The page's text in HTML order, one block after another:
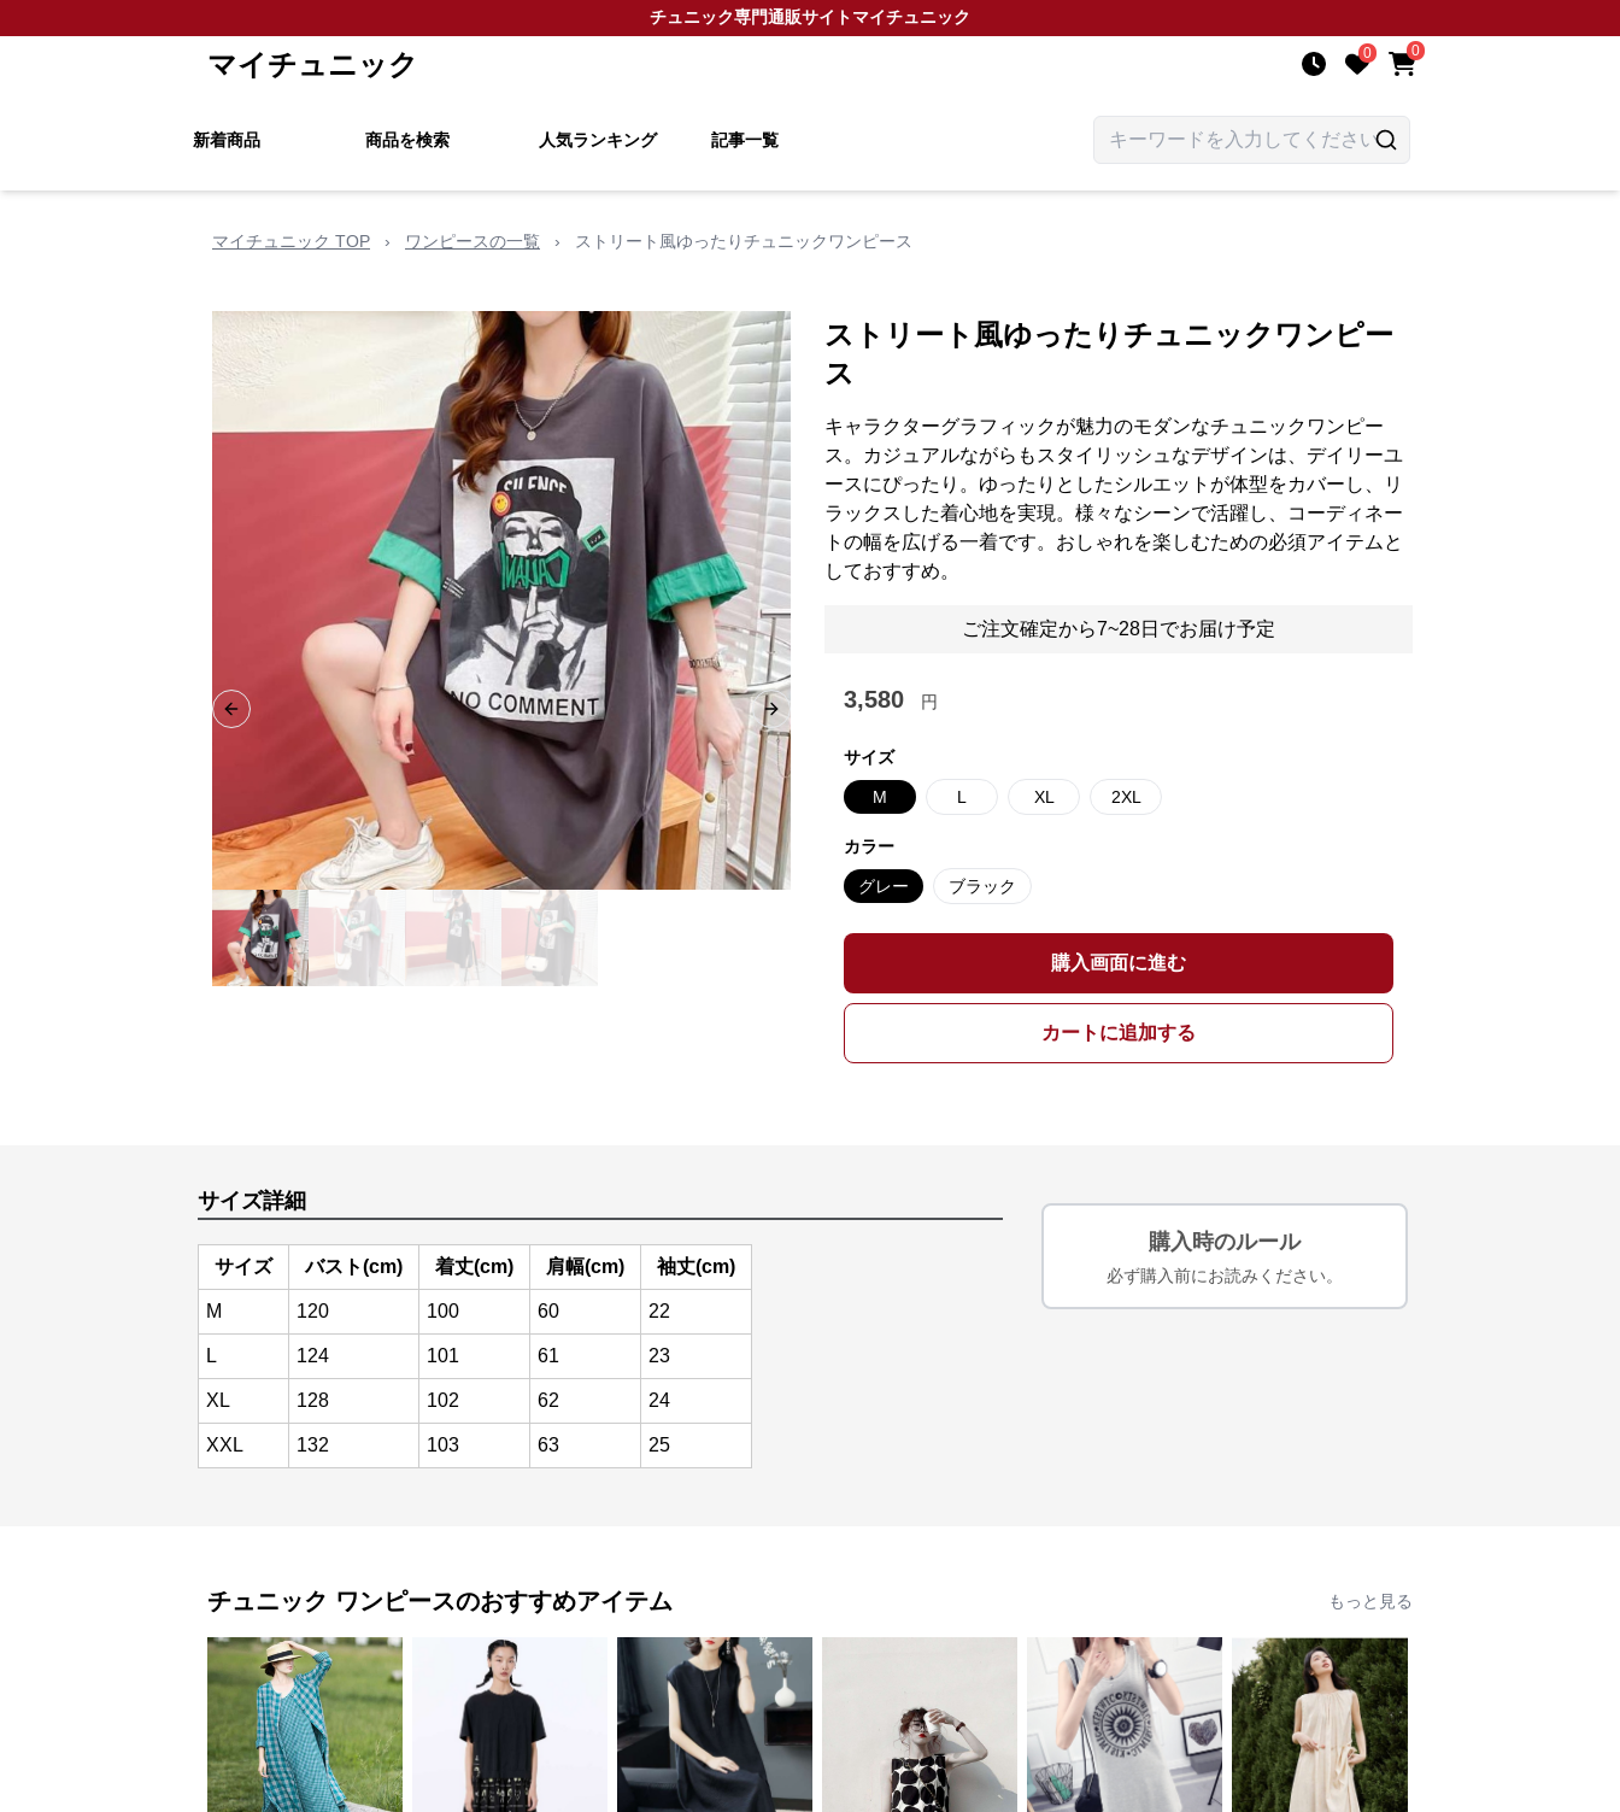
チュニック専門通販サイトマイチュニック
マイチュニック 0 0
新着商品 商品を検索 人気ランキング 記事一覧
マイチュニック TOP › ワンピースの一覧 › ストリート風ゆったりチュニックワンピース
Previous slide Next slide
ストリート風ゆったりチュニックワンピー
ス
キャラクターグラフィックが魅力のモダンなチュニックワンピー
ス。カジュアルながらもスタイリッシュなデザインは、デイリーユ
ースにぴったり。ゆったりとしたシルエットが体型をカバーし、リ
ラックスした着心地を実現。様々なシーンで活躍し、コーディネー
トの幅を広げる一着です。おしゃれを楽しむための必須アイテムと
しておすすめ。
ご注文確定から7~28日でお届け予定
3,580 円
サイズ
M L XL 2XL
カラー
グレー ブラック
購入画面に進む
カートに追加する
サイズ詳細
サイズ バスト(cm) 着丈(cm) 肩幅(cm) 袖丈(cm)
M 120 100 60 22
L 124 101 61 23
XL 128 102 62 24
XXL 132 103 63 25
購入時のルール
必ず購入前にお読みください。
チュニック ワンピースのおすすめアイテム もっと見る